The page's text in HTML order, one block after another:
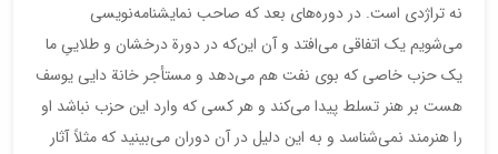
نه تراژدی است. در دوره‌های بعد که صاحب نمایشنامه‌نویسی
می‌شویم یک اتفاقی می‌افتد و آن این‌که در دورة درخشان و طلاییِ ما
یک حزب خاصی که بوی نفت هم می‌دهد و مستأجر خانة دایی یوسف
هست بر هنر تسلط پیدا می‌کند و هر کسی که وارد این حزب نباشد او
را هنرمند نمی‌شناسد و به این دلیل در آن دوران می‌بینید که مثلاً آثار